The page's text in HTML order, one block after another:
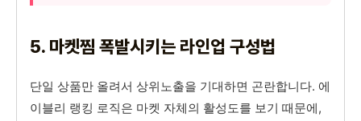
5. 마켓찜 폭발시키는 라인업 구성법
단일 상품만 올려서 상위노출을 기대하면 곤란합니다. 에
이블리 랭킹 로직은 마켓 자체의 활성도를 보기 때문에,